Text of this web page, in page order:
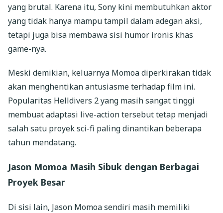
yang brutal. Karena itu, Sony kini membutuhkan aktor
yang tidak hanya mampu tampil dalam adegan aksi,
tetapi juga bisa membawa sisi humor ironis khas
game-nya.
Meski demikian, keluarnya Momoa diperkirakan tidak
akan menghentikan antusiasme terhadap film ini.
Popularitas Helldivers 2 yang masih sangat tinggi
membuat adaptasi live-action tersebut tetap menjadi
salah satu proyek sci-fi paling dinantikan beberapa
tahun mendatang.
Jason Momoa Masih Sibuk dengan Berbagai
Proyek Besar
Di sisi lain, Jason Momoa sendiri masih memiliki